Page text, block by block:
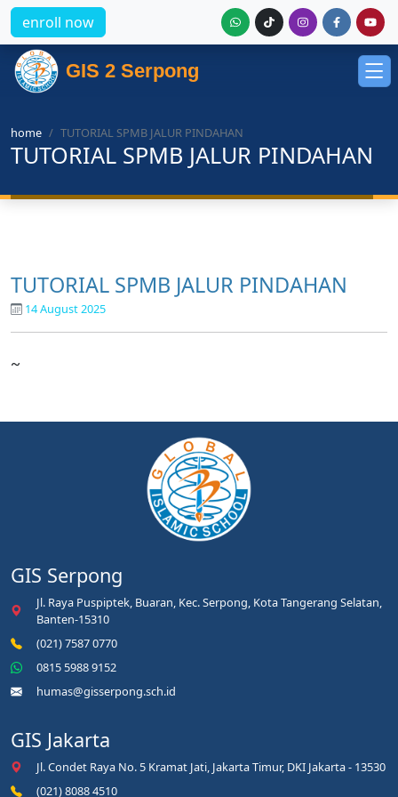
enroll now
GIS 2 Serpong
home TUTORIAL SPMB JALUR PINDAHAN
TUTORIAL SPMB JALUR PINDAHAN
TUTORIAL SPMB JALUR PINDAHAN
14 August 2025
~
GIS Serpong
Jl. Raya Puspiptek, Buaran, Kec. Serpong, Kota Tangerang Selatan,
Banten-15310
(021) 7587 0770
0815 5988 9152
humas@gisserpong.sch.id
GIS Jakarta
Jl. Condet Raya No. 5 Kramat Jati, Jakarta Timur, DKI Jakarta - 13530
(021) 8088 4510